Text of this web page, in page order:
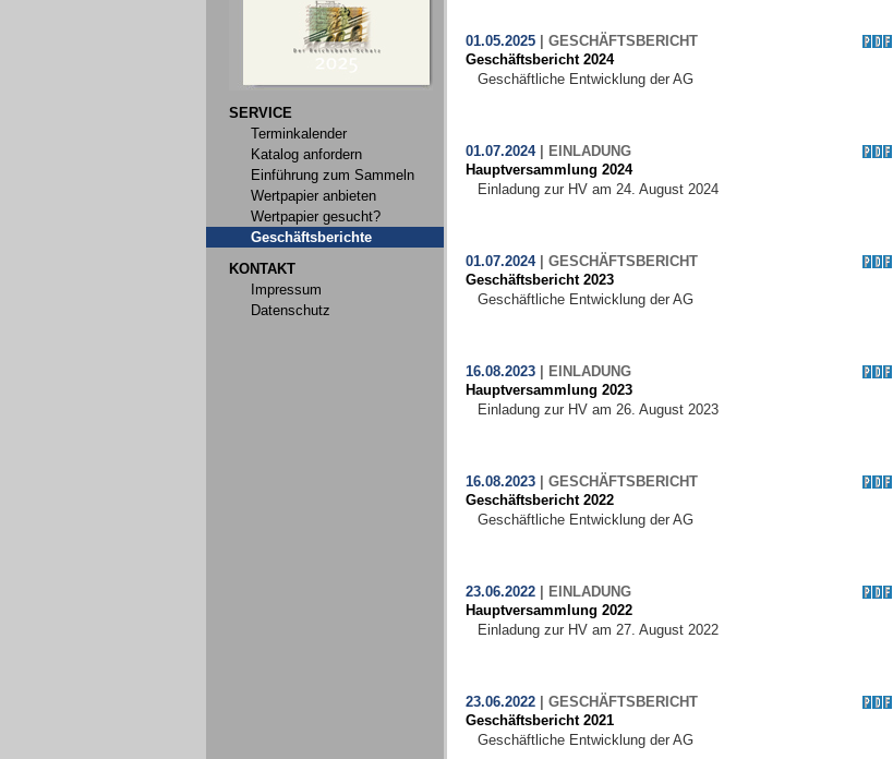
SERVICE
Terminkalender
Katalog anfordern
Einführung zum Sammeln
Wertpapier anbieten
Wertpapier gesucht?
Geschäftsberichte
KONTAKT
Impressum
Datenschutz
01.05.2025| GESCHÄFTSBERICHT
Geschäftsbericht 2024
Geschäftliche Entwicklung der AG
01.07.2024|
EINLADUNG
Hauptversammlung 2024
Einladung zur HV am 24. August 2024
01.07.2024| GESCHÄFTSBERICHT
Geschäftsbericht 2023
Geschäftliche Entwicklung der AG
16.08.2023|
EINLADUNG
Hauptversammlung 2023
Einladung zur HV am 26. August 2023
16.08.2023| GESCHÄFTSBERICHT
Geschäftsbericht 2022
Geschäftliche Entwicklung der AG
23.06.2022|
EINLADUNG
Hauptversammlung 2022
Einladung zur HV am 27. August 2022
23.06.2022| GESCHÄFTSBERICHT
Geschäftsbericht 2021
Geschäftliche Entwicklung der AG